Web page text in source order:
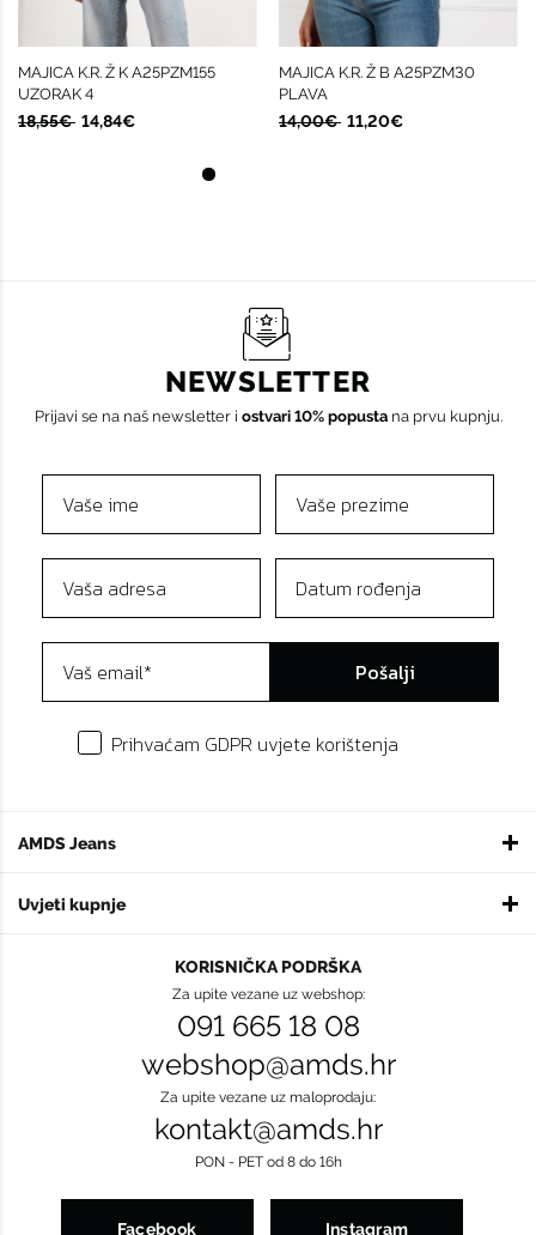
MAJICA K.R. Ž K A25PZM155
UZORAK 4
18,55€ 14,84€
MAJICA K.R. Ž B A25PZM30
PLAVA
14,00€ 11,20€
AMDS Jeans
Uvjeti kupnje
NEWSLETTER
Prijavi se na naš newsletter i ostvari 10% popustana prvu kupnju.
Pošalji
Prihvaćam GDPR uvjete korištenja
KORISNIČKA PODRŠKA
Za upite vezane uz webshop:
091 665 18 08
webshop@amds.hr
Za upite vezane uz maloprodaju:
kontakt@amds.hr
PON - PET od 8 do 16h
Facebook Instagram